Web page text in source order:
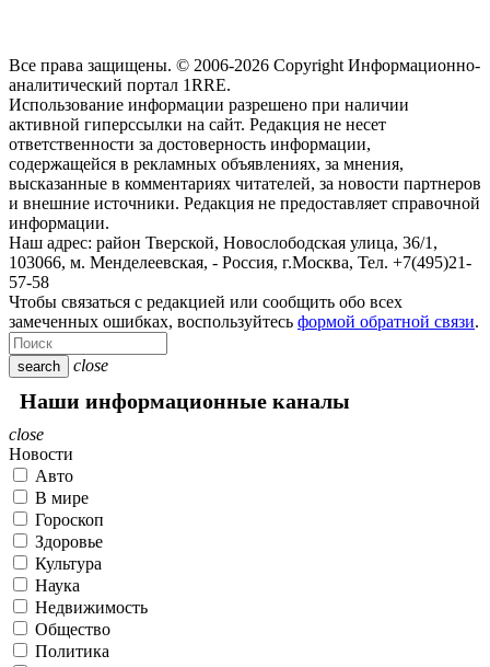
Все права защищены. © 2006-2026 Copyright Информационно-
аналитический портал 1RRE.
Использование информации разрешено при наличии
активной гиперссылки на сайт. Редакция не несет
ответственности за достоверность информации,
содержащейся в рекламных объявлениях, за мнения,
высказанные в комментариях читателей, за новости партнеров
и внешние источники. Редакция не предоставляет справочной
информации.
Наш адрес: район Тверской, Новослободская улица, 36/1 ,
103066, м. Менделеевская, - Россия, г.Москва, Тел. +7(495)21-
57-58
Чтобы связаться с редакцией или сообщить обо всех
замеченных ошибках, воспользуйтесь формой обратной связи.
search close
Наши информационные каналы
close
Новости
Авто
В мире
Гороскоп
Здоровье
Культура
Наука
Недвижимость
Общество
Политика